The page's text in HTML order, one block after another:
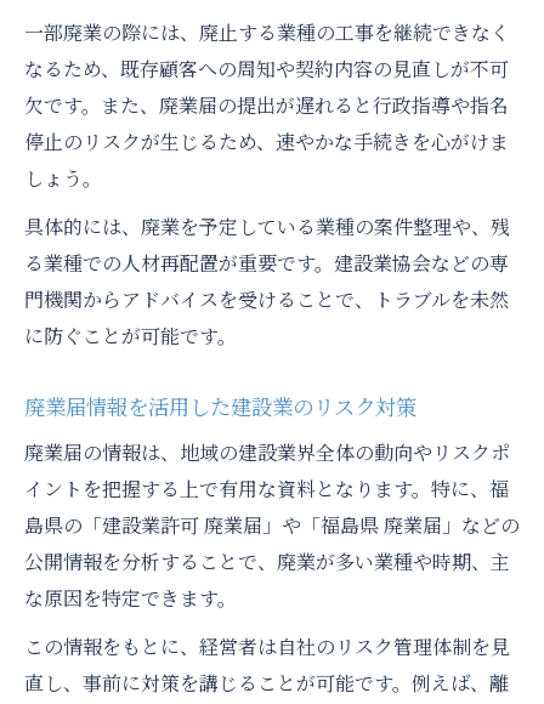
一部廃業の際には、廃止する業種の工事を継続できなく
なるため、既存顧客への周知や契約内容の見直しが不可
欠です。また、廃業届の提出が遅れると行政指導や指名
停止のリスクが生じるため、速やかな手続きを心がけま
しょう。
具体的には、廃業を予定している業種の案件整理や、残
る業種での人材再配置が重要です。建設業協会などの専
門機関からアドバイスを受けることで、トラブルを未然
に防ぐことが可能です。
廃業届情報を活用した建設業のリスク対策
廃業届の情報は、地域の建設業界全体の動向やリスクポ
イントを把握する上で有用な資料となります。特に、福
島県の「建設業許可 廃業届」や「福島県 廃業届」などの
公開情報を分析することで、廃業が多い業種や時期、主
な原因を特定できます。
この情報をもとに、経営者は自社のリスク管理体制を見
直し、事前に対策を講じることが可能です。例えば、離